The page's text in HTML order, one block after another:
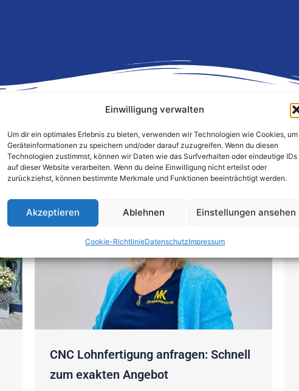
Einwilligung verwalten
Um dir ein optimales Erlebnis zu bieten, verwenden wir Technologien wie Cookies, um
Geräteinformationen zu speichern und/oder darauf zuzugreifen. Wenn du diesen
Technologien zustimmst, können wir Daten wie das Surfverhalten oder eindeutige IDs
auf dieser Website verarbeiten. Wenn du deine Einwilligung nicht erteilst oder
zurückziehst, können bestimmte Merkmale und Funktionen beeinträchtigt werden.
Akzeptieren Ablehnen Einstellungen ansehen
Cookie-RichtlinieDatenschutzImpressum
Weitere interessante Artikel
CNC Lohnfertigung anfragen: Schnell
zum exakten Angebot